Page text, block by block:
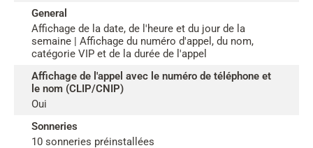
General
Affichage de la date, de l'heure et du jour de la
semaine | Affichage du numéro d'appel, du nom,
catégorie VIP et de la durée de l'appel
Affichage de l'appel avec le numéro de téléphone et
le nom (CLIP/CNIP)
Oui
Sonneries
10 sonneries préinstallées